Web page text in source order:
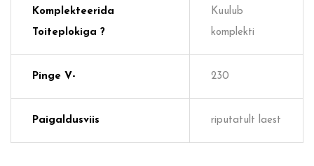
Komplekteerida
Toiteplokiga ?
Kuulub
komplekti
Pinge V- 230
Paigaldusviis riputatult laest